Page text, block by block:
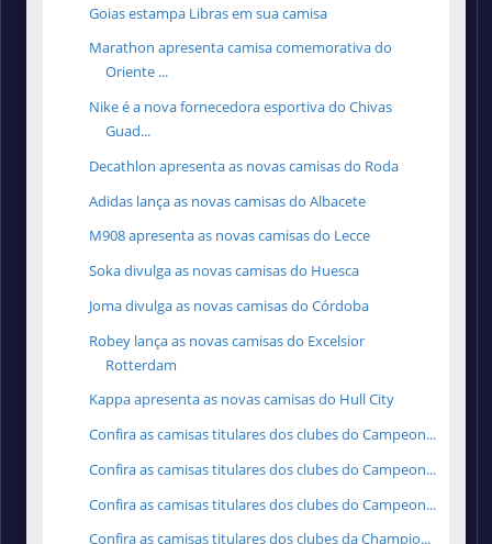
Goias estampa Libras em sua camisa
Marathon apresenta camisa comemorativa do
Oriente ...
Nike é a nova fornecedora esportiva do Chivas
Guad...
Decathlon apresenta as novas camisas do Roda
Adidas lança as novas camisas do Albacete
M908 apresenta as novas camisas do Lecce
Soka divulga as novas camisas do Huesca
Joma divulga as novas camisas do Córdoba
Robey lança as novas camisas do Excelsior
Rotterdam
Kappa apresenta as novas camisas do Hull City
Confira as camisas titulares dos clubes do Campeon...
Confira as camisas titulares dos clubes do Campeon...
Confira as camisas titulares dos clubes do Campeon...
Confira as camisas titulares dos clubes da Champio...